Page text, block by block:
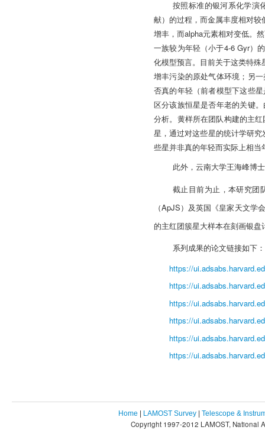
按照标准的银河系化学演
献）的过程，而金属丰度相对
增丰，而alpha元素相对变低。
一族较为年轻（小于4-6 Gyr）的
化模型预言。目前关于这类特
增丰污染的原处气体环境；另
否真的年轻（前者模型下这些
区分该族恒星是否年老的关键
分析。黄样所在团队构建的主
星，通过对这些星的统计学研
些星并非真的年轻而实际上相
此外，云南大学王海峰博
截止目前为止，本研究团
（ApJS ）及英国《皇家天文学
的主红团簇星大样本在刻画银
系列成果的论文链接如下：
https://
https://
https://
https://
https://
https://
Home | LAMOST Survey | Telescope &
Copyright 1997-2012 LAMOST, National